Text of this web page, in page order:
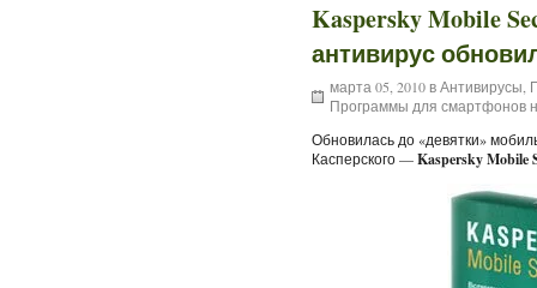
Kaspersky Mobile
антивирус
марта 05, 2010 вАнтивирусы
Программы для смартфонов
Обновилась до «девятки»
Касперского —Kaspersky Mobile